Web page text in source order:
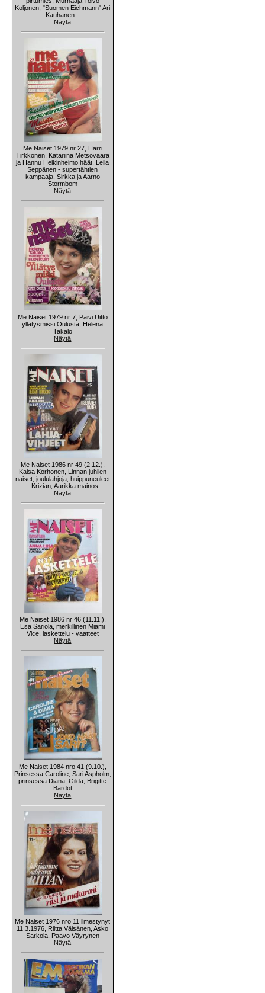
Koljonen, "Suomen Eichmann" Ari
Kauhanen...
Näytä
Me Naiset 1979 nr 27, Harri
Tirkkonen, Katariina Metsovaara
ja Hannu Heikinheimo häät, Leila
Seppänen - supertähtien
kampaaja, Sirkka ja Aarno
Stormbom
Näytä
Me Naiset 1979 nr 7, Päivi Uitto
yllätysmissi Oulusta, Helena
Takalo
Näytä
Me Naiset 1986 nr 49 (2.12.),
Kaisa Korhonen, Linnan juhlien
naiset, joululahjoja, huippuneuleet
- Krizian, Aarikka mainos
Näytä
Me Naiset 1986 nr 46 (11.11.),
Esa Sariola, merkillinen Miami
Vice, laskettelu - vaatteet
Näytä
Me Naiset 1984 nro 41 (9.10.),
Prinsessa Caroline, Sari Aspholm,
prinsessa Diana, Gilda, Brigitte
Bardot
Näytä
Me Naiset 1976 nro 11 ilmestynyt
11.3.1976, Riitta Väisänen, Asko
Sarkola, Paavo Väyrynen
Näytä